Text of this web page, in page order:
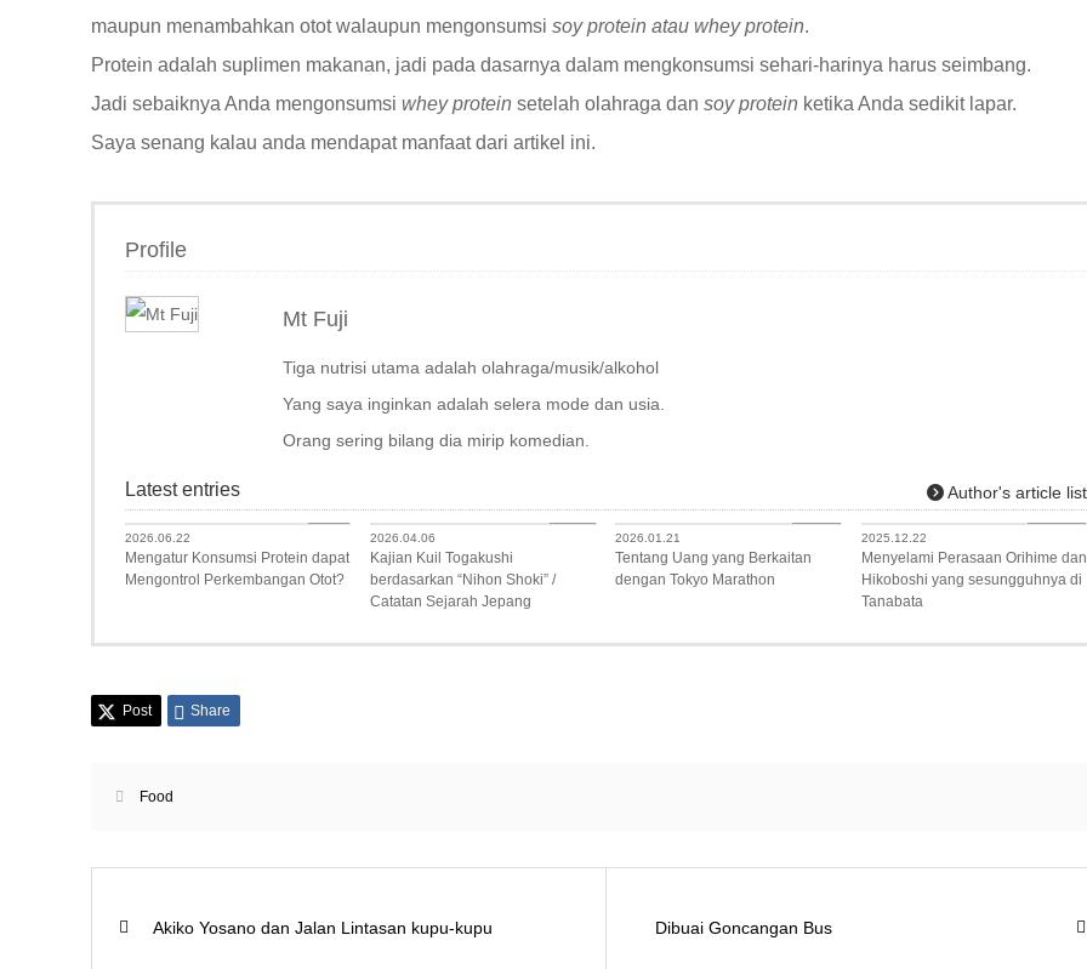
maupun menambahkan otot walaupun mengonsumsi soy protein atau whey protein.
Protein adalah suplimen makanan, jadi pada dasarnya dalam mengkonsumsi sehari-harinya harus seimbang.
Jadi sebaiknya Anda mengonsumsi whey protein setelah olahraga dan soy protein ketika Anda sedikit lapar.
Saya senang kalau anda mendapat manfaat dari artikel ini.
Profile
Mt Fuji
Tiga nutrisi utama adalah olahraga/musik/alkohol
Yang saya inginkan adalah selera mode dan usia.
Orang sering bilang dia mirip komedian.
Latest entries Author's article list
2026.06.22
Mengatur Konsumsi Protein dapat
Mengontrol Perkembangan Otot?
2026.04.06
Kajian Kuil Togakushi
berdasarkan “Nihon Shoki” /
Catatan Sejarah Jepang
2026.01.21
Tentang Uang yang Berkaitan
dengan Tokyo Marathon
2025.12.22
Menyelami Perasaan Orihime dan
Hikoboshi yang sesungguhnya di
Tanabata
Post Share
Food
Akiko Yosano dan Jalan Lintasan kupu-kupu Dibuai Goncangan Bus